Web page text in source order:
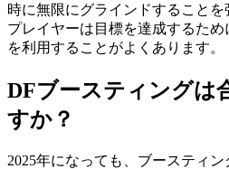
時に無限にグラインドすることを
プレイヤーは目標を達成するた
を利用することがよくあります。
DFブースティングは
すか？
2025年になっても、ブースティ